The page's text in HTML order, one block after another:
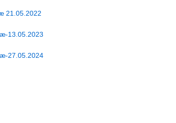
21.05.2022
13.05.2023
27.05.2024